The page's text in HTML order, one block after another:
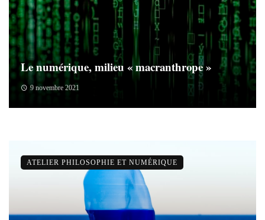
Le numérique, milieu « macranthrope »
9 novembre 2021
ATELIER PHILOSOPHIE ET NUMÉRIQUE